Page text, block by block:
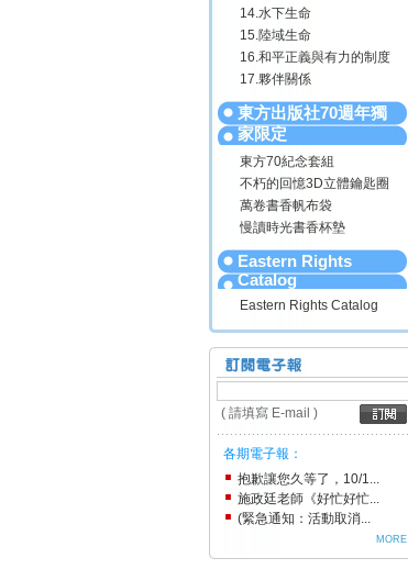
14.水下生命
15.陸域生命
16.和平正義與有力的制度
17.夥伴關係
東方出版社70週年獨
家限定
東方70紀念套組
不朽的回憶3D立體鑰匙圈
萬卷書香帆布袋
慢讀時光書香杯墊
Eastern Rights
Catalog
Eastern Rights Catalog
( 請填寫 E-mail )
各期電子報：
抱歉讓您久等了，10/1...
施政廷老師《好忙好忙...
(緊急通知：活動取消...
MORE